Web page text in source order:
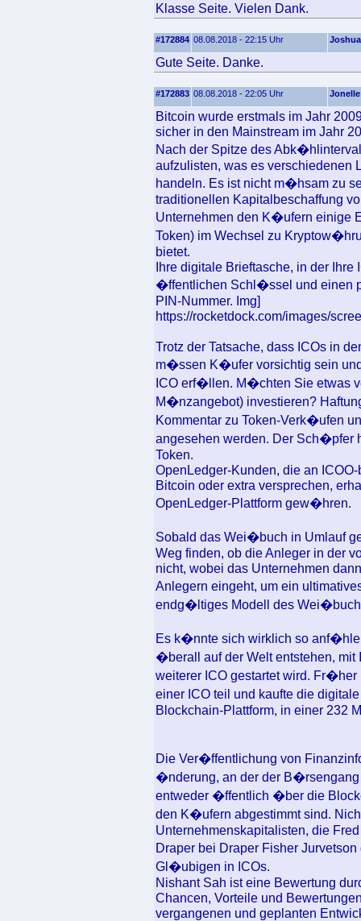
Klasse Seite. Vielen Dank.
#172884 08.08.2018 - 22:15 Uhr Joshua
Gute Seite. Danke.
#172883 08.08.2018 - 22:05 Uhr Jonelle
Bitcoin wurde erstmals im Jahr
sicher in den Mainstream im Jahr
Nach der Spitze des
aufzulisten, was es verschiedenen
handeln. Es ist nicht m�hsam zu
traditionellen Kapitalbeschaffung
Unternehmen den K�ufern einige
Token) im Wechsel zu
bietet.
Ihre digitale Brieftasche, in der Ihre
�ffentlichen Schl�ssel und einen
PIN-Nummer. Img]
https://rocketdock.com/images/
Trotz der Tatsache, dass ICOs in
m�ssen K�ufer vorsichtig sein
ICO erf�llen. M�chten Sie etwas
M�nzangebot) investieren?
Kommentar zu Token-Verk�ufen
angesehen werden. Der Sch�pfer
Token.
OpenLedger-Kunden, die an
Bitcoin oder extra versprechen,
OpenLedger-Plattform gew�hren.
Sobald das Wei�buch in Umlauf
Weg finden, ob die Anleger in der
nicht, wobei das Unternehmen
Anlegern eingeht, um ein
endg�ltiges Modell des
Es k�nnte sich wirklich so
�berall auf der Welt entstehen, mit
weiterer ICO gestartet wird.
einer ICO teil und kaufte die
Blockchain-Plattform, in einer 232
Die Ver�ffentlichung von
�nderung, an der der
entweder �ffentlich �ber die
den K�ufern abgestimmt sind.
Unternehmenskapitalisten, die
Draper bei Draper Fisher
Gl�ubigen in ICOs.
Nishant Sah ist eine Bewertung
Chancen, Vorteile und
vergangenen und geplanten